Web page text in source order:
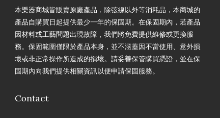
本樂器商城皆販賣原廠產品，除弦線以外等消耗品，本商城的
產品自購買日起提供最少一年的保固期。在保固期內，若產品
因材料或工藝問題出現故障，我們將免費提供維修或更換服
務。保固範圍僅限於產品本身，並不涵蓋因不當使用、意外損
壞或非正常操作所造成的損壞。請妥善保管購買憑證，並在保
固期內向我們提供相關資訊以便申請保固服務。
Contact